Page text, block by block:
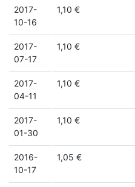
2017-
10-16
1,10 €
2017-
07-17
1,10 €
2017-
04-11
1,10 €
2017-
01-30
1,10 €
2016-
10-17
1,05 €